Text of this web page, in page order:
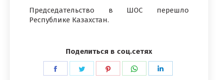
Председательство в ШОС перешло
Республике Казахстан.
Поделиться в соц.сетях
ПоделитьсяПоделитьсяПоделитьсяПоделиться